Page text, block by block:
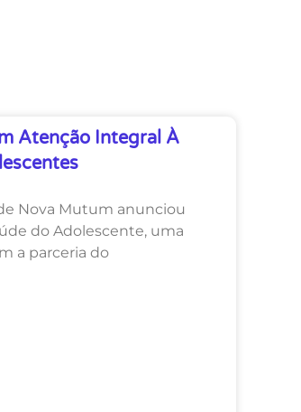
Atenção Integral À
Nova Mutum anunciou
do Adolescente, uma
a parceria do